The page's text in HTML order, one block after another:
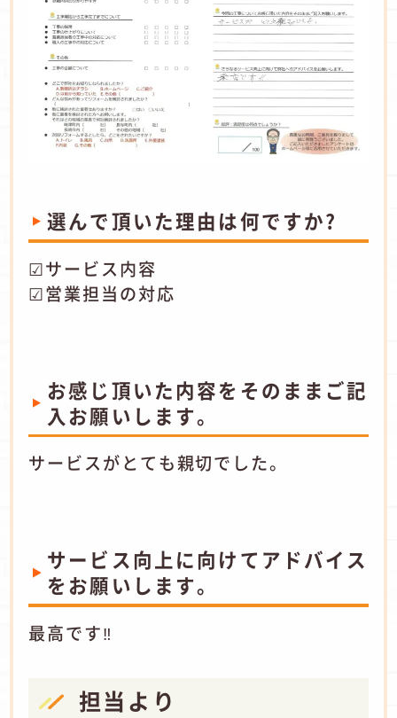
選んで頂いた理由は何ですか?
☑サービス内容
☑営業担当の対応
お感じ頂いた内容をそのままご記
入お願いします。
サービスがとても親切でした。
サービス向上に向けてアドバイス
をお願いします。
最高です‼
担当より